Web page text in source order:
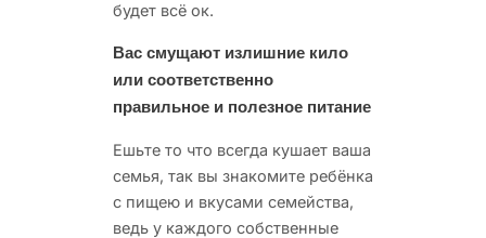
будет всё ок.
Вас смущают излишние кило
или соответственно
правильное и полезное питание
Ешьте то что всегда кушает ваша
семья, так вы знакомите ребёнка
с пищею и вкусами семейства,
ведь у каждого собственные